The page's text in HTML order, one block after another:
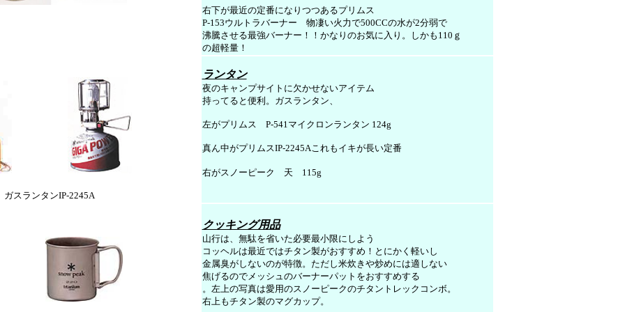
右下が最近の定番になりつつあるプリムス
P-153ウルトラバーナー 物凄い火力で500CCの水が2分弱で
沸騰させる最強バーナー！！かなりのお気に入り。しかも110ｇ
の超軽量！
ンIP-2245A
ランタン
夜のキャンプサイトに欠かせないアイテム
持ってると便利。ガスランタン、
左がプリムス P-541マイクロンランタン 124g
真ん中がプリムスIP-2245Aこれもイキが長い定番
右がスノーピーク 天 115g
クッキング用品
山行は、無駄を省いた必要最小限にしよう
コッヘルは最近ではチタン製がおすすめ！とにかく軽いし
金属臭がしないのが特徴。ただし米炊きや炒めには適しない
焦げるのでメッシュのバーナーパットをおすすめする
。左上の写真は愛用のスノーピークのチタントレックコンボ。
右上もチタン製のマグカップ。